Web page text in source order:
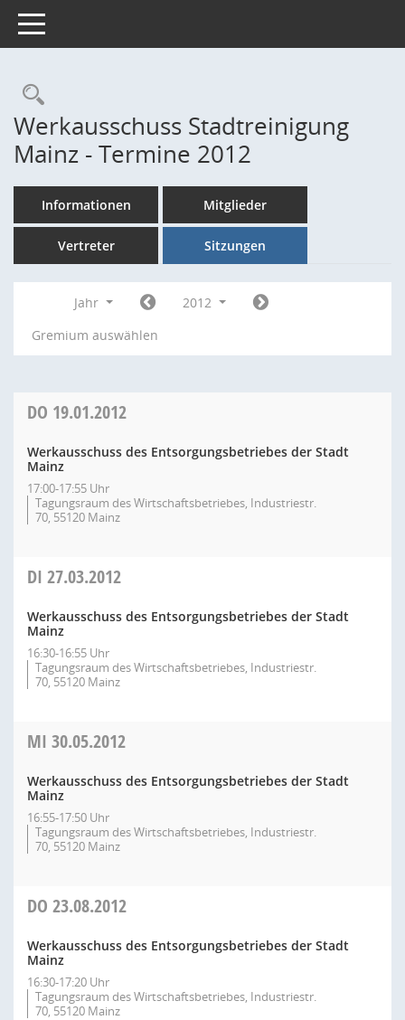
Toggle navigation
Rechercheauswahl
Werkausschuss Stadtreinigung
Mainz - Termine 2012
Informationen Mitglieder
Vertreter Sitzungen
Jahr
2012
Gremium auswählen
DO 19.01.2012
Werkausschuss des Entsorgungsbetriebes der Stadt
Mainz
17:00-17:55 Uhr
Tagungsraum des Wirtschaftsbetriebes, Industriestr.
70, 55120 Mainz
DI 27.03.2012
Werkausschuss des Entsorgungsbetriebes der Stadt
Mainz
16:30-16:55 Uhr
Tagungsraum des Wirtschaftsbetriebes, Industriestr.
70, 55120 Mainz
MI 30.05.2012
Werkausschuss des Entsorgungsbetriebes der Stadt
Mainz
16:55-17:50 Uhr
Tagungsraum des Wirtschaftsbetriebes, Industriestr.
70, 55120 Mainz
DO 23.08.2012
Werkausschuss des Entsorgungsbetriebes der Stadt
Mainz
16:30-17:20 Uhr
Tagungsraum des Wirtschaftsbetriebes, Industriestr.
70, 55120 Mainz